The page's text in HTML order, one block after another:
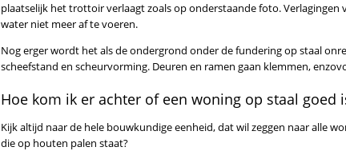
plaatselijk het trottoir verlaagt zoals op onderstaande foto.
water niet meer af te voeren.
Nog erger wordt het als de ondergrond onder de fundering op staal
scheefstand en scheurvorming. Deuren en ramen gaan klemmen,
Hoe kom ik er achter of een woning op staal goed
Kijk altijd naar de hele bouwkundige eenheid, dat wil zeggen naar alle
die op houten palen staat?